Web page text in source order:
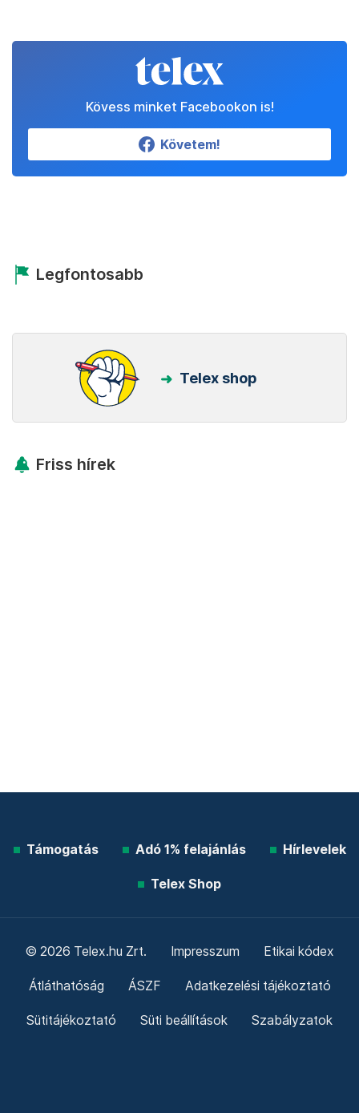
Kövess minket Facebookon is!
Követem!
Legfontosabb
Telex shop
Friss hírek
Támogatás Adó 1% felajánlás Hírlevelek
Telex Shop
© 2026 Telex.hu Zrt. Impresszum Etikai kódex
Átláthatóság ÁSZF Adatkezelési tájékoztató
Sütitájékoztató Süti beállítások Szabályzatok